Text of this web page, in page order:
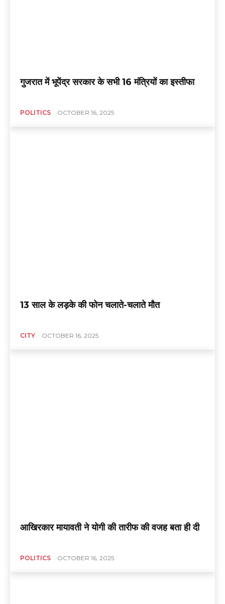
गुजरात में भूपेंद्र सरकार के सभी 16 मंत्रियों का इस्तीफा
POLITICS OCTOBER 16, 2025
13 साल के लड़के की फोन चलाते-चलाते मौत
CITY OCTOBER 16, 2025
आखिरकार मायावती ने योगी की तारीफ की वजह बता ही दी
POLITICS OCTOBER 16, 2025